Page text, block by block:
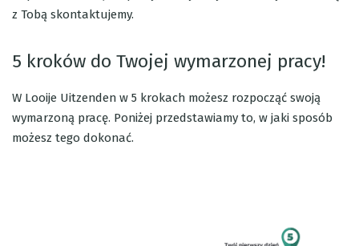
z Tobą skontaktujemy.
5 kroków do Twojej wymarzonej pracy!
W Looije Uitzenden w 5 krokach możesz rozpocząć swoją
wymarzoną pracę. Poniżej przedstawiamy to, w jaki sposób
możesz tego dokonać.